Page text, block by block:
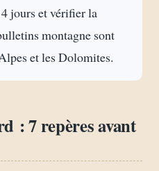
jours et vérifier la
montagne sont
et les Dolomites.
: 7 repères avant